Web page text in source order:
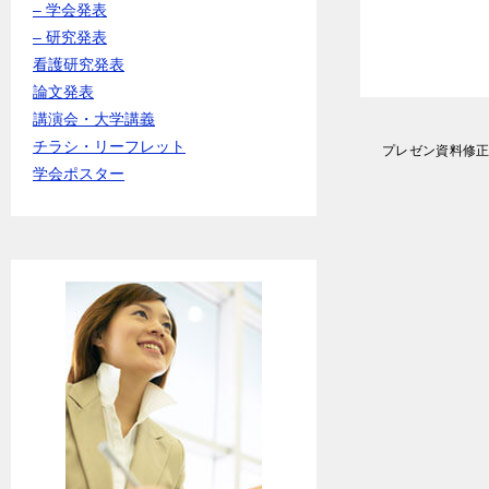
プレゼン資料修
– 学会発表
– 研究発表
看護研究発表
論文発表
講演会・大学講義
チラシ・リーフレット
学会ポスター